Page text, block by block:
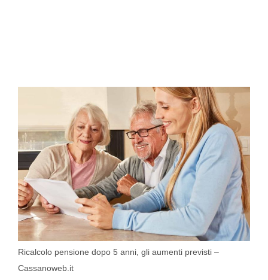
Ricalcolo pensione dopo 5 anni, gli aumenti previsti –
Cassanoweb.it